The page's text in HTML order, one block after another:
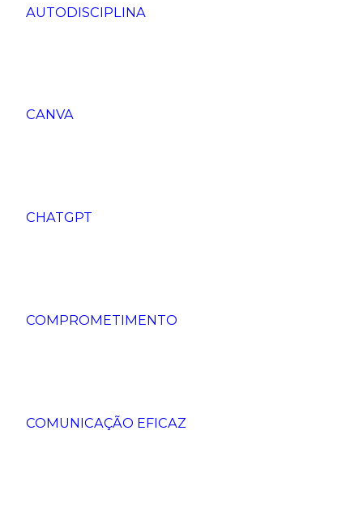
AUTODISCIPLINA
CANVA
CHATGPT
COMPROMETIMENTO
COMUNICAÇÃO EFICAZ